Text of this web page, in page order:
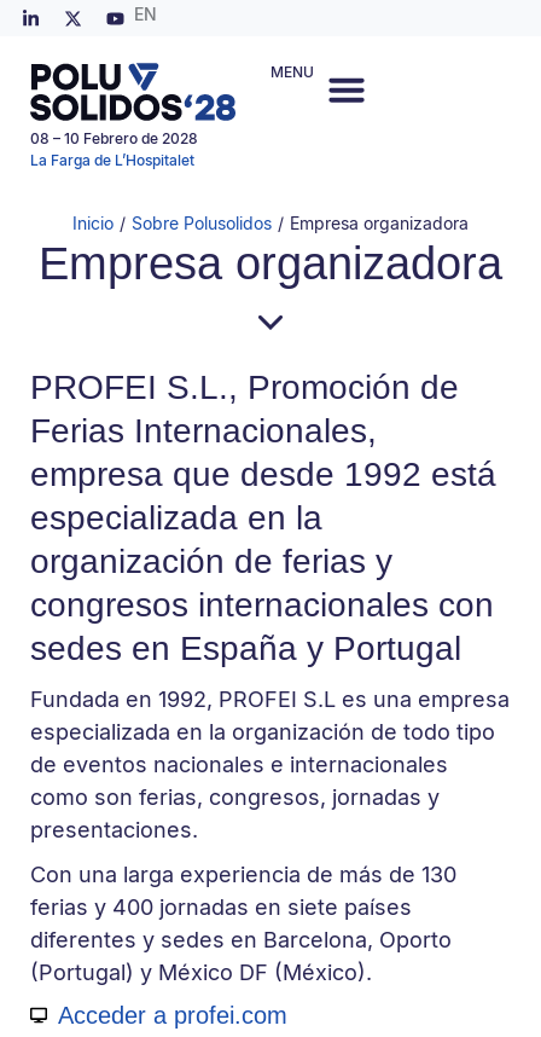
EN
08 – 10 Febrero de 2028
La Farga de L’Hospitalet
MENU
Inicio / Sobre Polusolidos / Empresa organizadora
Empresa organizadora
PROFEI S.L., Promoción de
Ferias Internacionales,
empresa que desde 1992 está
especializada en la
organización de ferias y
congresos internacionales con
sedes en España y Portugal
Fundada en 1992, PROFEI S.L es una empresa
especializada en la organización de todo tipo
de eventos nacionales e internacionales
como son ferias, congresos, jornadas y
presentaciones.
Con una larga experiencia de más de 130
ferias y 400 jornadas en siete países
diferentes y sedes en Barcelona, Oporto
(Portugal) y México DF (México).
Acceder a profei.com